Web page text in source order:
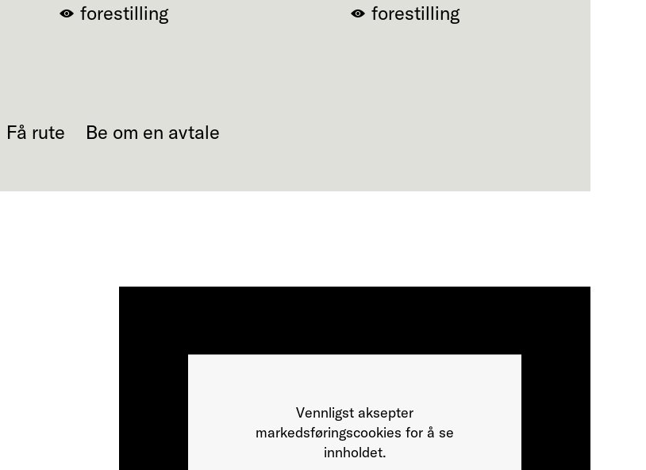
forestilling forestilling
Få rute Be om en avtale
Vennligst aksepter
markedsføringscookies for å se
innholdet.